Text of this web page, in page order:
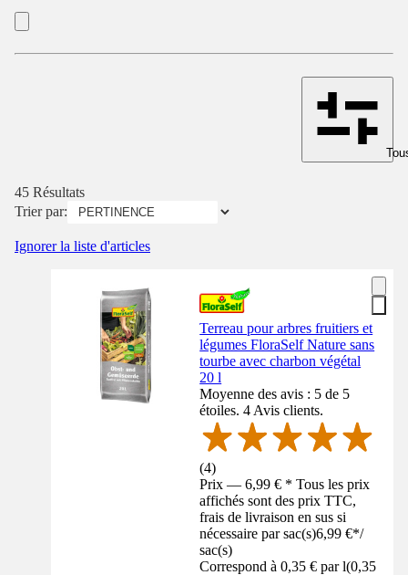
45 Résultats
Trier par:
Ignorer la liste d'articles
Terreau pour arbres fruitiers et
légumes FloraSelf Nature sans
tourbe avec charbon végétal
20 l
Moyenne des avis : 5 de 5
étoiles. 4 Avis clients.
(4)
Prix — 6,99 € * Tous les prix
affichés sont des prix TTC,
frais de livraison en sus si
nécessaire par sac(s)6,99 €*/
sac(s)
Correspond à 0,35 € par l(0,35